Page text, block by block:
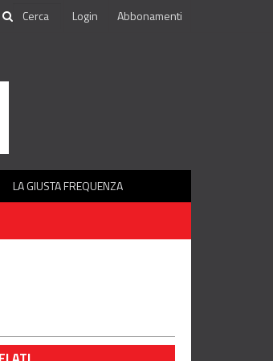
Login Abbonamenti
LA GIUSTA FREQUENZA